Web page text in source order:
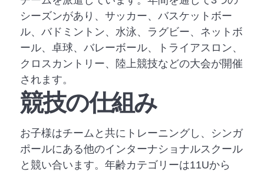
シーズンがあり、サッカー、バスケットボー
ル、バドミントン、水泳、ラグビー、ネットボ
ール、卓球、バレーボール、トライアスロン、
クロスカントリー、陸上競技などの大会が開催
されます。
競技の仕組み
お子様はチームと共にトレーニングし、シンガ
ポールにある他のインターナショナルスクール
と競い合います。年齢カテゴリーは11Uから